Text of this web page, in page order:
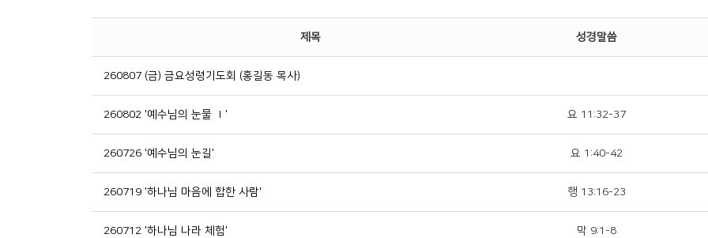
제목 성경말씀
260807 (금) 금요성령기도회 (홍길동 목사)
260802 '예수님의 눈물 Ⅰ' 요 11:32-37
260726 '예수님의 눈길' 요 1:40-42
260719 '하나님 마음에 합한 사람' 행 13:16-23
260712 '하나님 나라 체험' 막 9:1-8